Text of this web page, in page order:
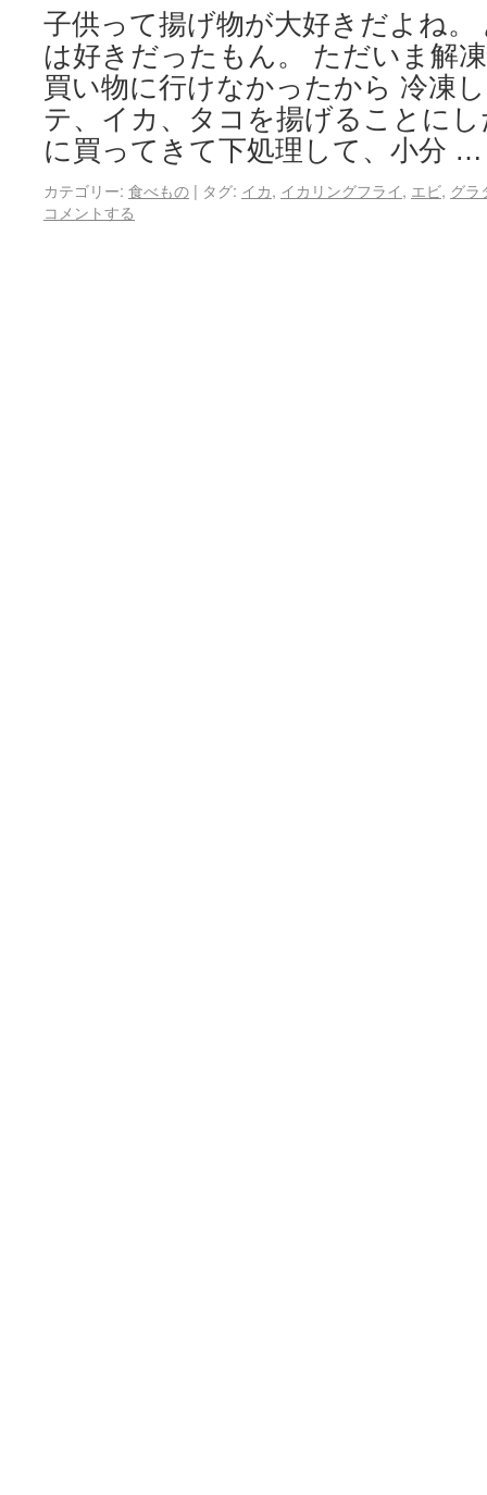
子供って揚げ物が大好きだよね
は好きだったもん。 ただいま解
買い物に行けなかったから 冷凍
テ、イカ、タコを揚げることに
に買ってきて下処理して、小分
カテゴリー: 食べもの | タグ: イカ, イカリングフライ, エビ, グラ
コメントする